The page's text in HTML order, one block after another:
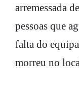
arremessada
pessoas que
falta do
morreu no